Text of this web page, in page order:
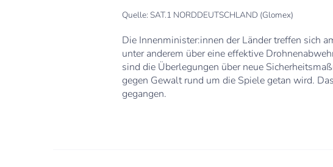
Quelle: SAT.1 NORDDEUTSCHLAND (Glomex)
Die Innenminister:innen der Länder treffen sich
unter anderem über eine effektive
sind die Überlegungen über neue
gegen Gewalt rund um die Spiele getan wird.
gegangen.